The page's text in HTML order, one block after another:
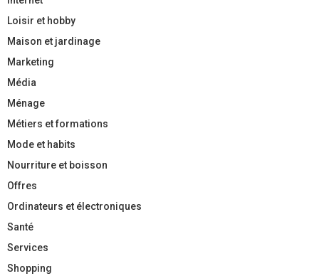
Loisir et hobby
Maison et jardinage
Marketing
Média
Ménage
Métiers et formations
Mode et habits
Nourriture et boisson
Offres
Ordinateurs et électroniques
Santé
Services
Shopping